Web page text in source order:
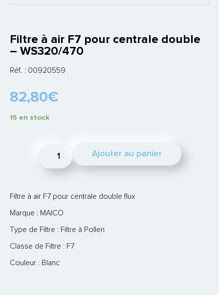
Filtre à air F7 pour centrale double
– WS320/470
Réf. : 00920559
82,80€
15 en stock
Filtre
air
pour
-
Ajouter au panier
Filtre à air F7 pour centrale double flux
Marque : MAICO
Type de Filtre : Filtre à Pollen
Classe de Filtre : F7
Couleur : Blanc